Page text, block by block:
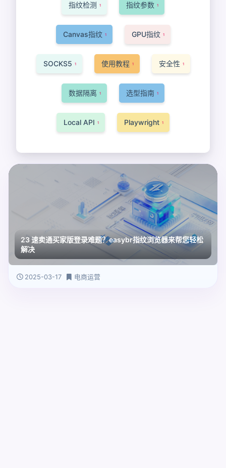
指纹检测 1 指纹参数 1
Canvas指纹 1 GPU指纹 1
SOCKS5 1 使用教程 1 安全性 1
数据隔离 1 选型指南 1
Local API 1 Playwright 1
23 速卖通买家版登录难题？easybr指纹浏览器来帮您轻松
解决
2025-03-17 电商运营